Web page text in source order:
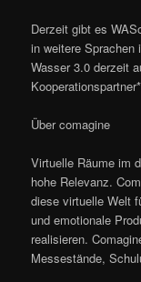
Derzeit gibt es
in weitere
Wasser 3.0 derzeit
Über comagine
Virtuelle Räume im
hohe Relevanz.
diese virtuelle Welt
und emotionale
realisieren.
Messestände,